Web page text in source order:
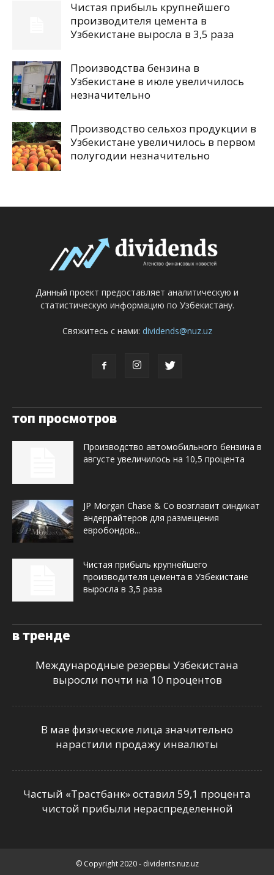
Чистая прибыль крупнейшего
производителя цемента в
Узбекистане выросла в 3,5 раза
Производства бензина в
Узбекистане в июле увеличилось
незначительно
Производство сельхоз продукции в
Узбекистане увеличилось в первом
полугодии незначительно
Данный проект предоставляет аналитическую и
статистическую информацию по Узбекистану.
Свяжитесь с нами: dividends@nuz.uz
топ просмотров
Производство автомобильного бензина в
августе увеличилось на 10,5 процента
JP Morgan Chase & Co возглавит синдикат
андеррайтеров для размещения
евробондов...
Чистая прибыль крупнейшего
производителя цемента в Узбекистане
выросла в 3,5 раза
в тренде
Международные резервы Узбекистана
выросли почти на 10 процентов
В мае физические лица значительно
нарастили продажу инвалюты
Частый «Трастбанк» оставил 59,1 процента
чистой прибыли нераспределенной
© Copyright 2020 - dividents.nuz.uz